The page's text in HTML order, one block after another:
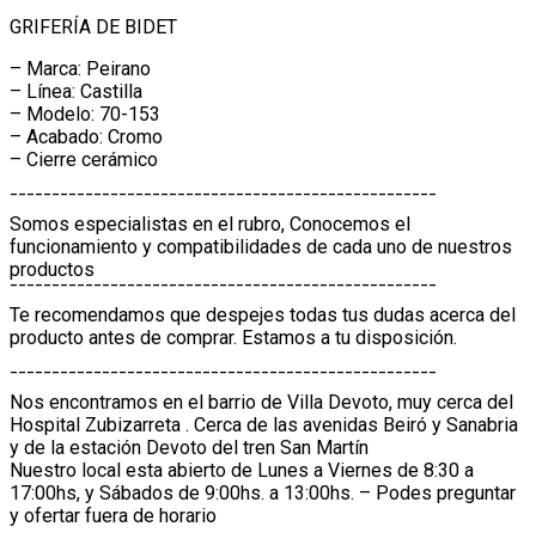
GRIFERÍA DE BIDET
– Marca: Peirano
– Línea: Castilla
– Modelo: 70-153
– Acabado: Cromo
– Cierre cerámico
¯¯¯¯¯¯¯¯¯¯¯¯¯¯¯¯¯¯¯¯¯¯¯¯¯¯¯¯¯¯¯¯¯¯¯¯¯¯¯¯¯¯¯¯¯¯¯¯¯¯¯
Somos especialistas en el rubro, Conocemos el
funcionamiento y compatibilidades de cada uno de nuestros
productos
¯¯¯¯¯¯¯¯¯¯¯¯¯¯¯¯¯¯¯¯¯¯¯¯¯¯¯¯¯¯¯¯¯¯¯¯¯¯¯¯¯¯¯¯¯¯¯¯¯¯¯
Te recomendamos que despejes todas tus dudas acerca del
producto antes de comprar. Estamos a tu disposición.
¯¯¯¯¯¯¯¯¯¯¯¯¯¯¯¯¯¯¯¯¯¯¯¯¯¯¯¯¯¯¯¯¯¯¯¯¯¯¯¯¯¯¯¯¯¯¯¯¯¯¯
Nos encontramos en el barrio de Villa Devoto, muy cerca del
Hospital Zubizarreta . Cerca de las avenidas Beiró y Sanabria
y de la estación Devoto del tren San Martín
Nuestro local esta abierto de Lunes a Viernes de 8:30 a
17:00hs, y Sábados de 9:00hs. a 13:00hs. – Podes preguntar
y ofertar fuera de horario